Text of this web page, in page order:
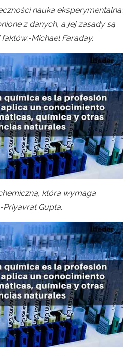
nauka eksperymentalna:
z danych, a jej zasady są
Michael Faraday.
która wymaga
Gupta.